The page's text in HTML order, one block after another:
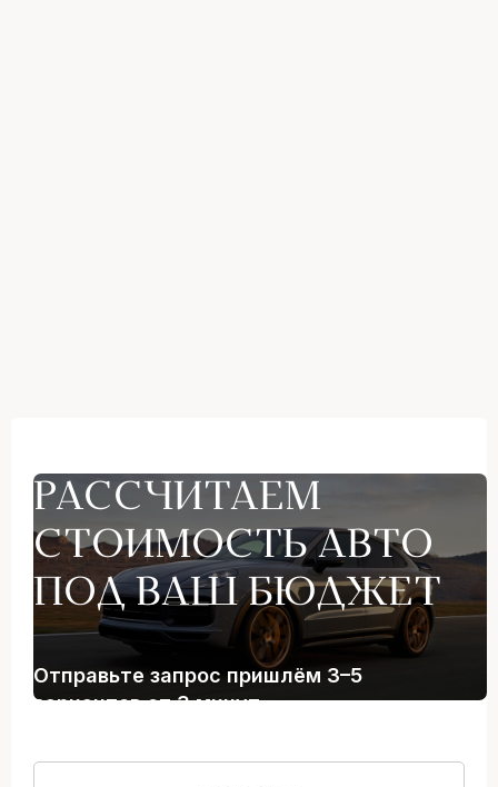
РАССЧИТАЕМ
СТОИМОСТЬ АВТО
ПОД ВАШ БЮДЖЕТ
Отправьте запрос пришлём 3–5
вариантов от 3 минут